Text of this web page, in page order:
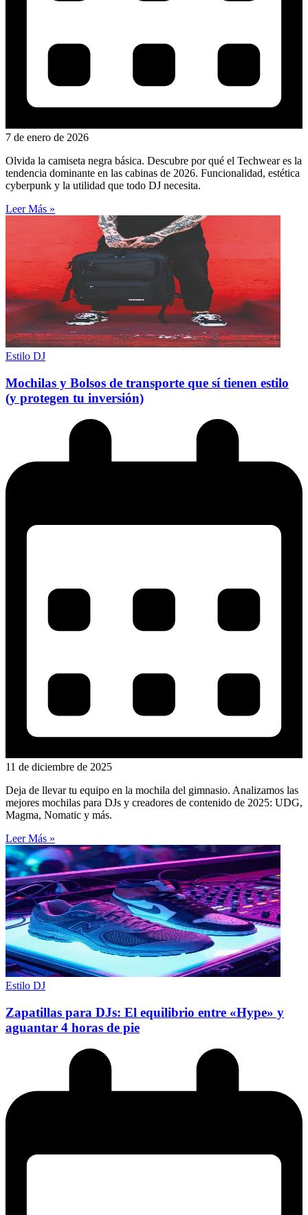
7 de enero de 2026
Olvida la camiseta negra básica. Descubre por qué el Techwear es la
tendencia dominante en las cabinas de 2026. Funcionalidad, estética
cyberpunk y la utilidad que todo DJ necesita.
Leer Más »
Estilo DJ
Mochilas y Bolsos de transporte que sí tienen estilo
(y protegen tu inversión)
11 de diciembre de 2025
Deja de llevar tu equipo en la mochila del gimnasio. Analizamos las
mejores mochilas para DJs y creadores de contenido de 2025: UDG,
Magma, Nomatic y más.
Leer Más »
Estilo DJ
Zapatillas para DJs: El equilibrio entre «Hype» y
aguantar 4 horas de pie